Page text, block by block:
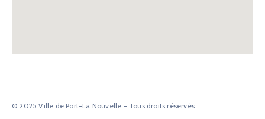
© 2025 Ville de Port-La Nouvelle - Tous droits réservés